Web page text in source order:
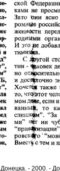
- 2000. -